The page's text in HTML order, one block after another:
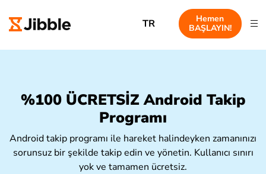
TR
Hemen
BAŞLAYIN!
%100 ÜCRETSİZ Android Takip
Programı
Android takip programı ile hareket halindeyken zamanınızı
sorunsuz bir şekilde takip edin ve yönetin. Kullanıcı sınırı
yok ve tamamen ücretsiz.